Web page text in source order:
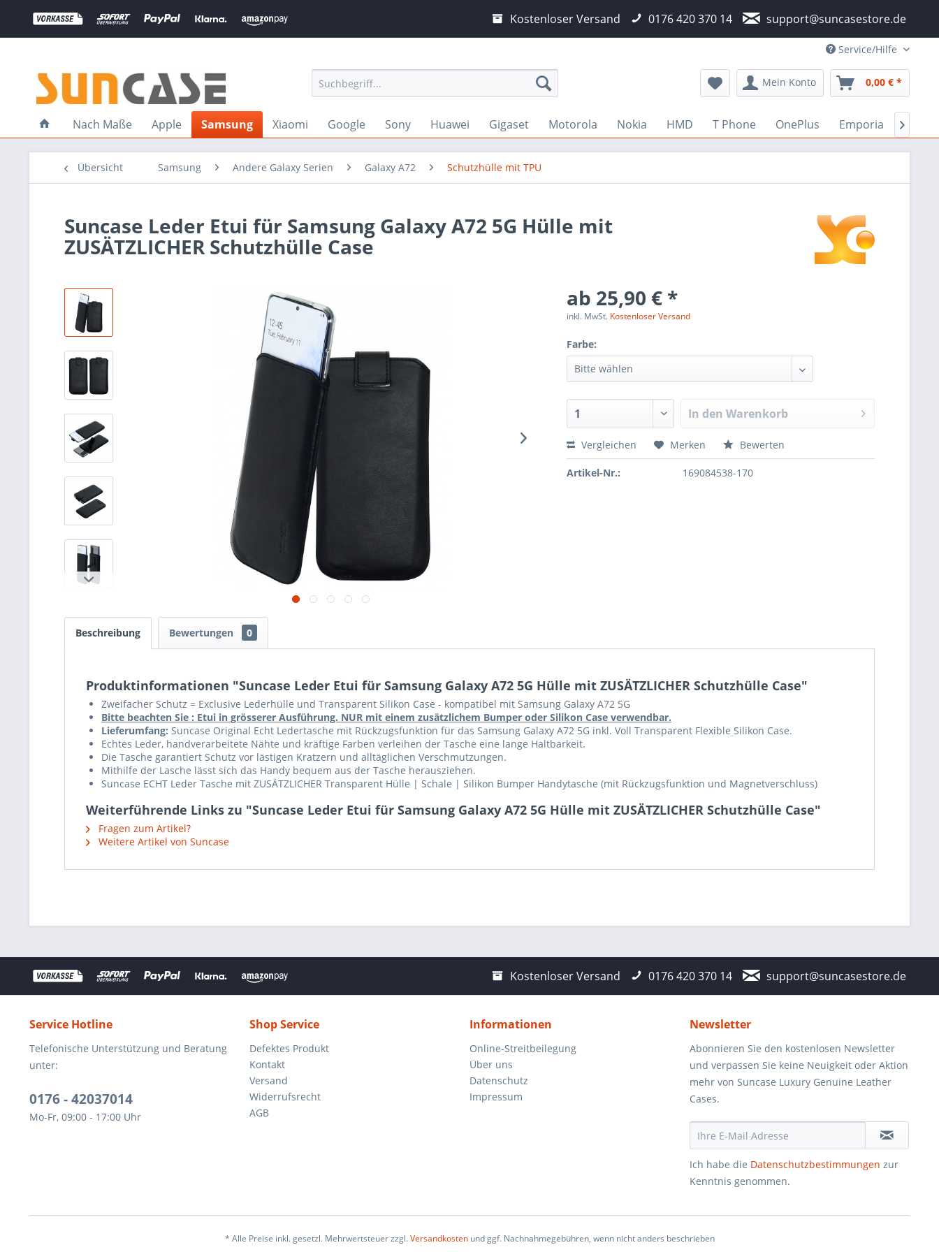
Kostenloser Versand 0176 420 370 14 support@suncasestore.de
Service/Hilfe
Mein Konto 0,00 € *
Nach Maße Apple Samsung Xiaomi Google Sony Huawei Gigaset Motorola Nokia HMD T Phone OnePlus Emporia 
Übersicht Samsung Andere Galaxy Serien Galaxy A72 Schutzhülle mit TPU
Suncase Leder Etui für Samsung Galaxy A72 5G Hülle mit
ZUSÄTZLICHER Schutzhülle Case
ab 25,90 € *
inkl. MwSt. Kostenloser Versand
Farbe:
In den Warenkorb
Vergleichen Merken Bewerten
Artikel-Nr.: 169084538-170
Beschreibung Bewertungen 0
Produktinformationen "Suncase Leder Etui für Samsung Galaxy A72 5G Hülle mit ZUSÄTZLICHER Schutzhülle Case"
Zweifacher Schutz = Exclusive Lederhülle und Transparent Silikon Case - kompatibel mit Samsung Galaxy A72 5G
Bitte beachten Sie : Etui in grösserer Ausführung. NUR mit einem zusätzlichem Bumper oder Silikon Case verwendbar.
Lieferumfang: Suncase Original Echt Ledertasche mit Rückzugsfunktion für das Samsung Galaxy A72 5G inkl. Voll Transparent Flexible Silikon Case.
Echtes Leder, handverarbeitete Nähte und kräftige Farben verleihen der Tasche eine lange Haltbarkeit.
Die Tasche garantiert Schutz vor lästigen Kratzern und alltäglichen Verschmutzungen.
Mithilfe der Lasche lässt sich das Handy bequem aus der Tasche herausziehen.
Suncase ECHT Leder Tasche mit ZUSÄTZLICHER Transparent Hülle | Schale | Silikon Bumper Handytasche (mit Rückzugsfunktion und Magnetverschluss)
Weiterführende Links zu "Suncase Leder Etui für Samsung Galaxy A72 5G Hülle mit ZUSÄTZLICHER Schutzhülle Case"
Fragen zum Artikel?
Weitere Artikel von Suncase
Kostenloser Versand 0176 420 370 14 support@suncasestore.de
Service Hotline
Telefonische Unterstützung und Beratung
unter:
0176 - 42037014
Mo-Fr, 09:00 - 17:00 Uhr
Shop Service
Defektes Produkt
Kontakt
Versand
Widerrufsrecht
AGB
Informationen
Online-Streitbeilegung
Über uns
Datenschutz
Impressum
Newsletter
Abonnieren Sie den kostenlosen Newsletter
und verpassen Sie keine Neuigkeit oder Aktion
mehr von Suncase Luxury Genuine Leather
Cases.
Ich habe die Datenschutzbestimmungen zur
Kenntnis genommen.
* Alle Preise inkl. gesetzl. Mehrwertsteuer zzgl.Versandkostenund ggf. Nachnahmegebühren, wenn nicht anders beschrieben